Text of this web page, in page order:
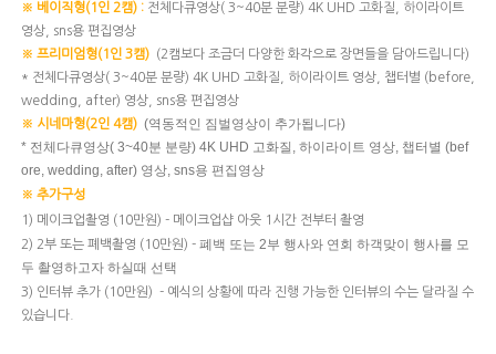
※ 베이직형(1인 2캠) : 전체다큐영상( 3~40분 분량) 4K UHD 고화질, 하이라이트
영상, sns용 편집영상
※ 프리미엄형(1인 3캠) (2캠보다 조금더 다양한 화각으로 장면들을 담아드립니다)
* 전체다큐영상( 3~40분 분량) 4K UHD 고화질, 하이라이트 영상, 챕터별 (before,
wedding, after) 영상, sns용 편집영상
※ 시네마형(2인 4캠) (역동적인 짐벌영상이 추가됩니다)
* 전체다큐영상( 3~40분 분량) 4K UHD 고화질, 하이라이트 영상, 챕터별 (bef
ore, wedding, after) 영상, sns용 편집영상
※ 추가구성
1) 메이크업촬영 (10만원) - ​메이크업샵 아웃 1시간 전부터 촬영
2) 2부 또는 폐백촬영 (10만원)​ - 폐백 또는 2부 행사와 연회 하객맞이 행사를 모
두 촬영하고자 하실때 선택
3) 인터뷰 추가 (10만원) - 예식의 상황에 따라 진행 가능한 인터뷰의 수는 달라질 수
있습니다.